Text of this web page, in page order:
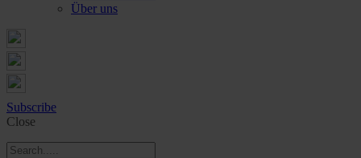
Über uns
Subscribe
Close